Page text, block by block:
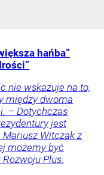
hańba”
nie wskazuje na to,
między dwoma
– Dotychczas
jest
Witczak z
możemy być
Plus.